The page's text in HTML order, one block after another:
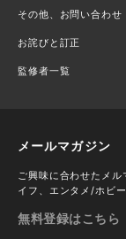
その他、お問い合わせ
お詫びと訂正
監修者一覧
メールマガジン
ご興味に合わせたメ
イフ、エンタメ/ホビ
無料登録はこちら